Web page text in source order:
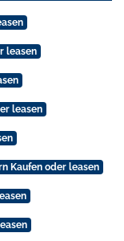
leasen
leasen
Kaufen oder leasen